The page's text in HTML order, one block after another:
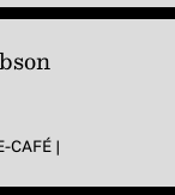
CAFÉ |